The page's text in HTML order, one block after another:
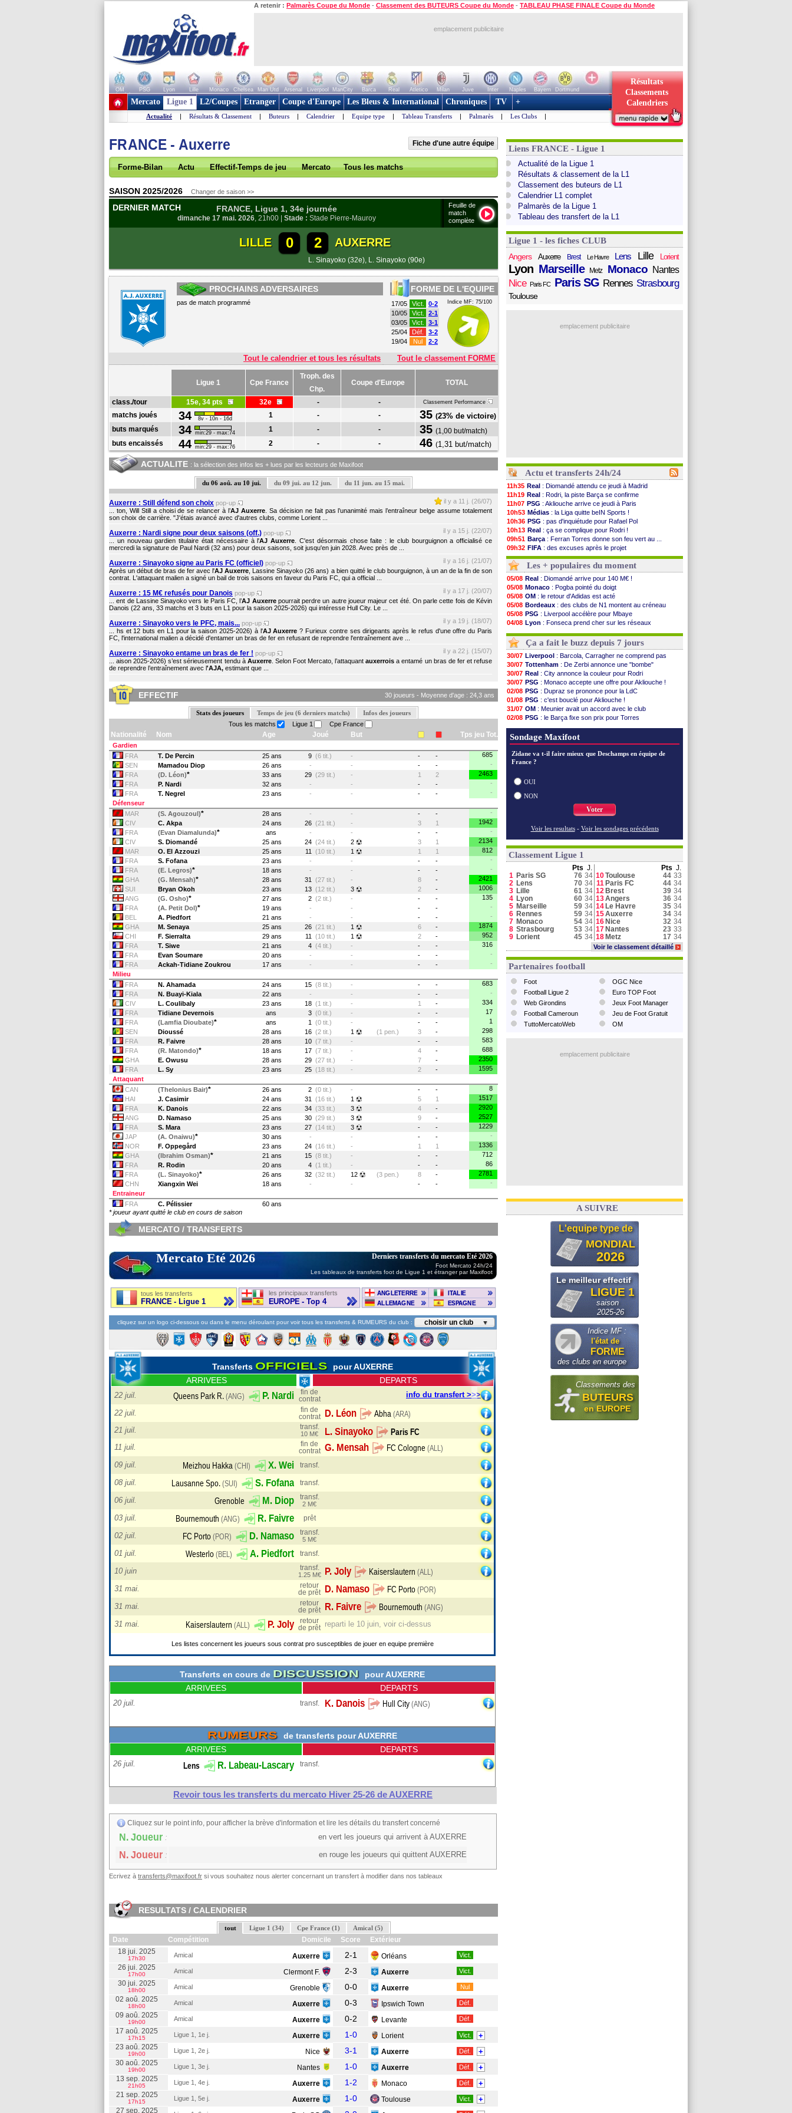
A retenir : Palmarès Coupe du Monde - Classement des BUTEURS Coupe du Monde - TABLEAU PHASE FINALE Coupe du Monde
emplacement publicitaire
OM PSG Lyon Lille Monaco Chelsea Man Utd Arsenal Liverpool ManCity Barca Real Atletico Milan Juve Inter Naples Bayern
Dortmund
+ de clubs
Résultats
Classements
Calendriers
Mercato Ligue 1 L2/Coupes Etranger Coupe d'Europe Les Bleus & International Chroniques TV +
Actualité | Résultats & Classement | Buteurs | Calendrier | Equipe type | Tableau Transferts | Palmarès | Les Clubs |
FRANCE - Auxerre Fiche d'une autre équipe
Forme-Bilan Actu Effectif-Temps de jeu Mercato Tous les matchs
SAISON 2025/2026
Changer de saison >>
Feuille de
match
complète
DERNIER MATCH FRANCE, Ligue 1, 34e journée
dimanche 17 mai. 2026, 21h00 | Stade : Stade Pierre-Mauroy
LILLE 0 2 AUXERRE
L. Sinayoko (32e), L. Sinayoko (90e)
PROCHAINS ADVERSAIRES
pas de match programmé
FORME DE L'EQUIPE
Indice MF: 75/100
17/05 Vict.
0-2
10/05
Vict.
2-1
03/05
Vict.
3-1
25/04
Déf.
3-2
19/04
Nul 2-2
Tout le calendrier et tous les résultats Tout le classement FORME
Ligue 1 Cpe France
Troph. des
Chp.
Coupe d'Europe TOTAL
class./tour 15e, 34 pts 32e - - Classement Performance
matchs joués 34 8v - 10n - 16d 1 - - 35 (23% de victoire)
buts marqués
34 min:29 - max:74 1 - - 35 (1,00 but/match)
buts encaissés
44 min:29 - max:76 2 - - 46 (1,31 but/match)
ACTUALITE : la sélection des infos les + lues par les lecteurs de Maxifoot
du 06 aoû. au 10 jui. du 09 jui. au 12 jun. du 11 jun. au 15 mai.
Auxerre : Still défend son choix pop-up
il y a 11 j. (26/07)
... ton, Will Still a choisi de se relancer à l’AJ Auxerre . Sa décision ne fait pas l’unanimité mais l’entraîneur belge assume totalement
son choix de carrière. "J'étais avancé avec d'autres clubs, comme Lorient ...
Auxerre : Nardi signe pour deux saisons (off.) pop-up
il y a 15 j. (22/07)
... un nouveau gardien titulaire était nécessaire à l'AJ Auxerre . C'est désormais chose faite : le club bourguignon a officialisé ce
mercredi la signature de Paul Nardi (32 ans) pour deux saisons, soit jusqu'en juin 2028. Avec près de ...
Auxerre : Sinayoko signe au Paris FC (officiel) pop-up
il y a 16 j. (21/07)
Après un début de bras de fer avec l'AJ Auxerre , Lassine Sinayoko (26 ans) a bien quitté le club bourguignon, à un an de la fin de son
contrat. L'attaquant malien a signé un bail de trois saisons en faveur du Paris FC, qui a official ...
Auxerre : 15 M€ refusés pour Danois pop-up
il y a 17 j. (20/07)
... ent de Lassine Sinayoko vers le Paris FC, l’AJ Auxerrepourrait perdre un autre joueur majeur cet été. On parle cette fois de Kévin
Danois (22 ans, 33 matchs et 3 buts en L1 pour la saison 2025-2026) qui intéresse Hull City. Le ...
Auxerre : Sinayoko vers le PFC, mais... pop-up
il y a 19 j. (18/07)
... hs et 12 buts en L1 pour la saison 2025-2026) à l'AJ Auxerre ? Furieux contre ses dirigeants après le refus d'une offre du Paris
FC, l'international malien a décidé d'entamer un bras de fer en refusant de reprendre l'entraînement ave ...
Auxerre : Sinayoko entame un bras de fer ! pop-up
il y a 22 j. (15/07)
... aison 2025-2026) s’est sérieusement tendu à Auxerre. Selon Foot Mercato, l’attaquantauxerrois a entamé un bras de fer et refuse
de reprendre l’entraînement avec l'AJA, estimant que ...
EFFECTIF 30 joueurs - Moyenne d'age : 24,3 ans
Stats des joueurs Temps de jeu (6 derniers matchs)
Infos des joueurs
Tous les matchs
Ligue 1 Cpe France
Nationalité Nom Age Joué But Tps jeu Tot.
Gardien
FRA
T. De Percin 25 ans 9 (6 tit.) - - -
685
SEN
Mamadou Diop 26 ans - - - -
-
FRA
(D. Léon)* 33 ans 29 (29 tit.) - 1 2
2463
FRA
P. Nardi 32 ans - - - -
-
FRA
T. Negrel 23 ans - - - -
-
Défenseur
MAR
(S. Agouzoul)* 28 ans - - - -
-
CIV
C. Akpa 24 ans 26 (21 tit.) - 3 1
1942
FRA
(Evan Diamalunda)* ans - - - -
-
CIV
S. Diomandé 25 ans 24 (24 tit.) 2 3 1
2134
MAR
O. El Azzouzi 25 ans 11 (10 tit.) 1 1 1
812
FRA
S. Fofana 23 ans - - - -
-
FRA
(E. Legros)* 18 ans - - - -
-
GHA
(G. Mensah)* 28 ans 31 (27 tit.) - 8 -
2421
SUI
Bryan Okoh 23 ans 13 (12 tit.) 3 2 -
1006
ANG
(G. Osho)* 27 ans 2 (2 tit.) - - -
135
FRA
(A. Petit Dol)* 19 ans - - - -
-
BEL
A. Piedfort 21 ans - - - -
-
GHA
M. Senaya 25 ans 26 (21 tit.) 1 6 -
1874
CHI
F. Sierralta 29 ans 11 (10 tit.) 1 2 -
952
FRA
T. Siwe 21 ans 4 (4 tit.) - - -
316
FRA
Evan Soumare 20 ans - - - -
-
FRA
Ackah-Tidiane Zoukrou 17 ans - - - -
-
Milieu
FRA
N. Ahamada 24 ans 15 (8 tit.) - - -
683
FRA
N. Buayi-Kiala 22 ans - - - -
-
CIV
L. Coulibaly 23 ans 18 (1 tit.) - 1 -
334
FRA
Tidiane Devernois ans 3 (0 tit.) - - -
17
FRA
(Lamfia Dioubate)* ans 1 (0 tit.) - - -
1
SEN
Dioussé 28 ans 16 (2 tit.) 1 (1 pen.) 3 -
298
FRA
R. Faivre 28 ans 10 (7 tit.) - - -
583
FRA
(R. Matondo)* 18 ans 17 (7 tit.) - 4 -
688
GHA
E. Owusu 28 ans 29 (27 tit.) - 7 -
2350
FRA
L. Sy 23 ans 25 (18 tit.) - 2 -
1595
Attaquant
CAN
(Thelonius Bair)* 26 ans 2 (0 tit.) - - -
8
HAI
J. Casimir 24 ans 31 (16 tit.) 1 5 1
1517
FRA
K. Danois 22 ans 34 (33 tit.) 3 4 -
2920
ANG
D. Namaso 25 ans 30 (29 tit.) 3 9 -
2527
FRA
S. Mara 23 ans 27 (14 tit.) 3 - -
1229
JAP
(A. Onaiwu)* 30 ans - - - -
-
NOR
F. Oppegård 23 ans 24 (16 tit.) - 1 1
1336
GHA
(Ibrahim Osman)* 21 ans 15 (8 tit.) - - -
712
FRA
R. Rodin 20 ans 4 (1 tit.) - - -
86
FRA
(L. Sinayoko)* 26 ans 32 (32 tit.) 12 (3 pen.) 8 -
2781
CHN
Xiangxin Wei 18 ans - - - -
-
Entraineur
FRA
C. Pélissier
60 ans
* joueur ayant quitté le club en cours de saison
MERCATO / TRANSFERTS
Mercato Eté 2026 Derniers transferts du mercato Eté 2026
Foot Mercato 24h/24
Les tableaux de transferts foot de Ligue 1 et étranger par Maxifoot
tous les transferts
FRANCE - Ligue 1
les principaux transferts
EUROPE - Top 4
ANGLETERRE
ITALIE
ALLEMAGNE
ESPAGNE
cliquez sur un logo ci-dessous ou dans le menu déroulant pour voir tous les transferts & RUMEURS du club : choisir un club ▼
Transferts OFFICIELS
pour AUXERRE
ARRIVEES
DEPARTS
22 juil.
Queens Park R. (ANG)
P. Nardi
fin de
contrat
info du transfert >>>
22 juil.
fin de
contrat
D. Léon
Abha
21 juil. transf.
10 M€
Paris FC
11 juil.
fin de
contrat
G. Mensah
FC Cologne
09 juil.
Meizhou Hakka(CHI)
X. Wei
transf.
08 juil.
Lausanne Spo.(SUI)
S. Fofana
transf.
06 juil.
Grenoble
M. Diop
transf.
2 M€
03 juil.
Bournemouth
R. Faivre
prêt
02 juil. transf.
5 M€
01 juil.
Westerlo(BEL)
A. Piedfort
transf.
10 juin transf.
1.25 M€
Kaiserslautern(ALL)
31 mai.
retour
de prêt
D. Namaso
(POR)
31 mai.
retour
de prêt
R. Faivre
Bournemouth(ANG)
31 mai.
Kaiserslautern(ALL)
P. Joly
retour
de prêt reparti le 10 juin, voir ci-dessus
Les listes concernent les joueurs sous contrat pro susceptibles de jouer en equipe première
Transferts en cours de DISCUSSION
pour AUXERRE
ARRIVEES
DEPARTS
20 juil. transf.
K. Danois
RUMEURS
de transferts pour AUXERRE
ARRIVEES
DEPARTS
26 juil. transf.
Revoir tous les transferts du mercato Hiver 25-26 de AUXERRE
Cliquez sur le point info, pour afficher la brève d'information et lire les détails du transfert concerné
N. Joueur
: en vert les joueurs qui arrivent à AUXERRE
N. Joueur
: en rouge les joueurs qui quittent AUXERRE
Ecrivez à transferts@maxifoot.fr si vous souhaitez nous alerter concernant un transfert à modifier dans nos tableaux
RESULTATS / CALENDRIER
tout Ligue 1 (34) Cpe France (1) Amical (5)
Date Compétition Domicile Score
Extérieur
18 jui. 2025
17h30 Amical Auxerre 2-1 Orléans Vict.
26 jui. 2025
17h00 Amical Clermont F. 2-3 Auxerre Vict.
30 jui. 2025
18h00 Amical Grenoble 0-0 Auxerre Nul
02 aoû. 2025
18h00 Amical Auxerre 0-3 Ipswich Town Déf.
09 aoû. 2025
19h00 Amical Auxerre 0-2 Levante Déf.
17 aoû. 2025
17h15 Ligue 1, 1e j. Auxerre 1-0 Lorient Vict. +
23 aoû. 2025
19h00 Ligue 1, 2e j. Nice 3-1 Auxerre Déf. +
30 aoû. 2025
19h00 Ligue 1, 3e j. Nantes 1-0 Auxerre Déf. +
13 sep. 2025
21h05 Ligue 1, 4e j. Auxerre 1-2 Monaco Déf. +
21 sep. 2025
17h15 Ligue 1, 5e j. Auxerre 1-0 Toulouse Vict. +
27 sep. 2025
Liens FRANCE - Ligue 1
Actualité de la Ligue 1
Résultats & classement de la L1
Classement des buteurs de L1
Calendrier L1 complet
Palmarès de la Ligue 1
Tableau des transfert de la L1
Ligue 1 - les fiches CLUB
Angers
Auxerre Brest Le Havre Lens Lille Lorient
Lyon Marseille Metz Monaco Nantes
Nice Paris FC Paris SG Rennes Strasbourg
Toulouse
emplacement publicitaire
Actu et transferts 24h/24
11h35 Real : Diomandé attendu ce jeudi à Madrid
11h19 Real : Rodri, la piste Barça se confirme
11h07 PSG : Akliouche arrive ce jeudi à Paris
10h53 Médias : la Liga quitte beIN Sports !
10h36 PSG : pas d'inquiétude pour Rafael Pol
10h13 Real : ça se complique pour Rodri !
09h51 Barça : Ferran Torres donne son feu vert au ...
09h32 FIFA : des excuses après le projet
09h11 Abha: c'est fait pour Fekir (officiel)
08h57
Real : réponse imminente de Vinicius
08h39 Arsenal: Nørgaard transféré à Everton (off.)
08h22
Al-Ahli: Deschamps a discuté !
00h06
PSG: Luis Enrique satisfait malgré tout
05/08 Monaco: Pogba pointé du doigt
05/08 Rennes: Zabiri n'est pas fan de la L1
05/08 Rennes: une offre de Fulham pour Aït Boudlal
05/08 VIDEO: Thomasson et Cresswell réconciliés
05/08 Dunkerque: Nzonzi avait des pistes en L1
05/08
Lyon: Mangala sur le départ
05/08 Amical: Arsenal s'incline face au Real Betis
05/08 Amical: lourde défaite pour le PSG
05/08 Man City: Maresca flou pour Reijnders
05/08 LdC : Fenerbahçe prend une belle option
05/08 Al-Diriyah: Mbemba arrive libre (officiel)
Voir les brèves précédentes
Les + populaires du moment
05/08 Real : Diomandé arrive pour 140 M€ !
05/08 Monaco : Pogba pointé du doigt
05/08 OM : le retour d'Adidas est acté
05/08 Bordeaux : des clubs de N1 montent au créneau
05/08 PSG : Liverpool accélère pour Mbaye
04/08 Lyon : Fonseca prend cher sur les réseaux
04/08
EdF : Infantino complimente Mbappé
Ça a fait le buzz depuis 7 jours
30/07 Liverpool : Barcola, Carragher ne comprend pas
30/07 Tottenham : De Zerbi annonce une "bombe"
30/07 Real : City annonce la couleur pour Rodri
30/07 PSG : Monaco accepte une offre pour Akliouche !
02/08 PSG : Dupraz se prononce pour la LdC
01/08 PSG : c'est bouclé pour Akliouche !
31/07 OM : Meunier avait un accord avec le club
02/08 PSG : le Barça fixe son prix pour Torres
03/08 FIFA: Infantino sollicite Trump
Sondage Maxifoot
Zidane va t-il faire mieux que Deschamps en équipe de
France ?
OUI
NON
Voter
Voir les resultats - Voir les sondages précédents
Classement Ligue 1
Pts J. Pts J.
1 Paris SG 76 34 10Toulouse 44 33
2 Lens 70 34 11 Paris FC 44 34
3 Lille 61 34 12 Brest 39 34
4 Lyon 60 34 13Angers 36 34
5 Marseille 59 34 14 Le Havre 35 34
6 Rennes 59 34 15Auxerre 34 34
7 Monaco 54 34 16 Nice 32 34
8 Strasbourg 53 34 17 Nantes 23 33
9 Lorient 45 34 18 Metz 17 34
Voir le classement détaillé >
Partenaires football
Foot
Football Ligue 2
Web Girondins
Football Cameroun
TuttoMercatoWeb
OGC Nice
Euro TOP Foot
Jeux Foot Manager
Jeu de Foot Gratuit
OM
emplacement publicitaire
A SUIVRE
L'equipe type de
MONDIAL
2026
Le meilleur effectif
LIGUE 1
saison
2025-26
Indice MF :
l'état de
FORME
des clubs en europe
Classements des
BUTEURS
en EUROPE